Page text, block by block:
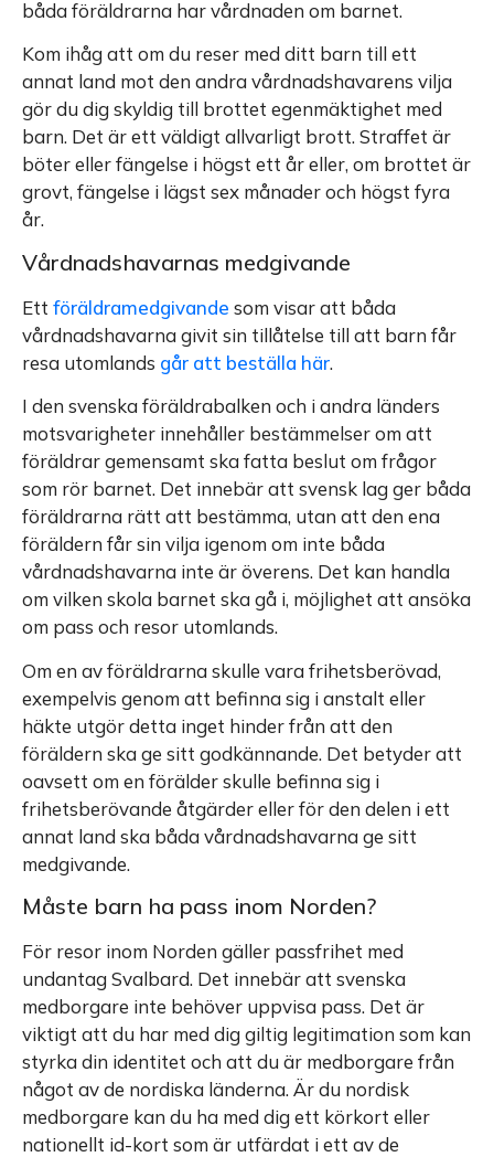
båda föräldrarna har vårdnaden om barnet.
Kom ihåg att om du reser med ditt barn till ett
annat land mot den andra vårdnadshavarens vilja
gör du dig skyldig till brottet egenmäktighet med
barn. Det är ett väldigt allvarligt brott. Straffet är
böter eller fängelse i högst ett år eller, om brottet är
grovt, fängelse i lägst sex månader och högst fyra
år.
Vårdnadshavarnas medgivande
Ett föräldramedgivande som visar att båda
vårdnadshavarna givit sin tillåtelse till att barn får
resa utomlands går att beställa här.
I den svenska föräldrabalken och i andra länders
motsvarigheter innehåller bestämmelser om att
föräldrar gemensamt ska fatta beslut om frågor
som rör barnet. Det innebär att svensk lag ger båda
föräldrarna rätt att bestämma, utan att den ena
föräldern får sin vilja igenom om inte båda
vårdnadshavarna inte är överens. Det kan handla
om vilken skola barnet ska gå i, möjlighet att ansöka
om pass och resor utomlands.
Om en av föräldrarna skulle vara frihetsberövad,
exempelvis genom att befinna sig i anstalt eller
häkte utgör detta inget hinder från att den
föräldern ska ge sitt godkännande. Det betyder att
oavsett om en förälder skulle befinna sig i
frihetsberövande åtgärder eller för den delen i ett
annat land ska båda vårdnadshavarna ge sitt
medgivande.
Måste barn ha pass inom Norden?
För resor inom Norden gäller passfrihet med
undantag Svalbard. Det innebär att svenska
medborgare inte behöver uppvisa pass. Det är
viktigt att du har med dig giltig legitimation som kan
styrka din identitet och att du är medborgare från
något av de nordiska länderna. Är du nordisk
medborgare kan du ha med dig ett körkort eller
nationellt id-kort som är utfärdat i ett av de